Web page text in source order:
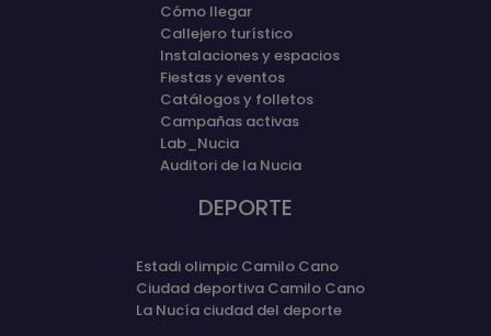
Cómo llegar
Callejero turístico
Instalaciones y espacios
Fiestas y eventos
Catálogos y folletos
Campañas activas
Lab_Nucia
Auditori de la Nucia
DEPORTE
Estadi olimpic Camilo Cano
Ciudad deportiva Camilo Cano
La Nucía ciudad del deporte